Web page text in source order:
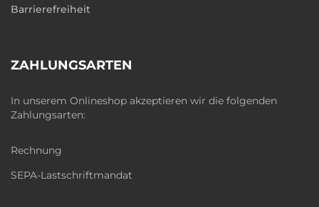
Barrierefreiheit
ZAHLUNGSARTEN
In unserem Onlineshop akzeptieren wir die folgenden
Zahlungsarten:
Rechnung
SEPA-Lastschriftmandat